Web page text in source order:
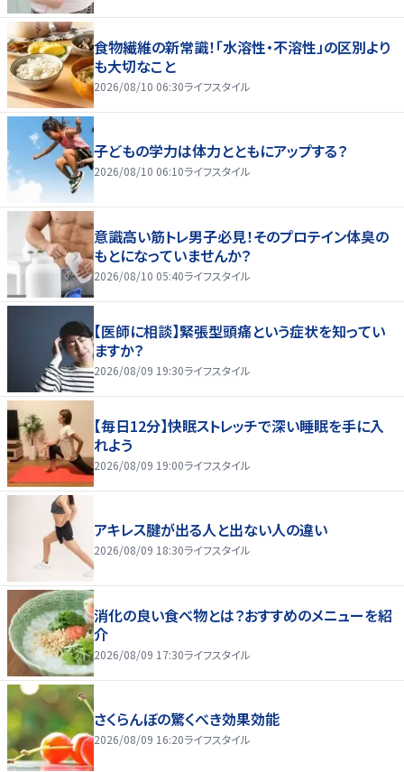
食物繊維の新常識！「水溶性・不溶性」の区別より
も大切なこと
2026/08/10 06:30ライフスタイル
子どもの学力は体力とともにアップする？
2026/08/10 06:10ライフスタイル
意識高い筋トレ男子必見！そのプロテイン体臭の
もとになっていませんか？
2026/08/10 05:40ライフスタイル
【医師に相談】緊張型頭痛という症状を知ってい
ますか？
2026/08/09 19:30ライフスタイル
【毎日12分】快眠ストレッチで深い睡眠を手に入
れよう
2026/08/09 19:00ライフスタイル
アキレス腱が出る人と出ない人の違い
2026/08/09 18:30ライフスタイル
消化の良い食べ物とは？おすすめのメニューを紹
介
2026/08/09 17:30ライフスタイル
さくらんぼの驚くべき効果効能
2026/08/09 16:20ライフスタイル